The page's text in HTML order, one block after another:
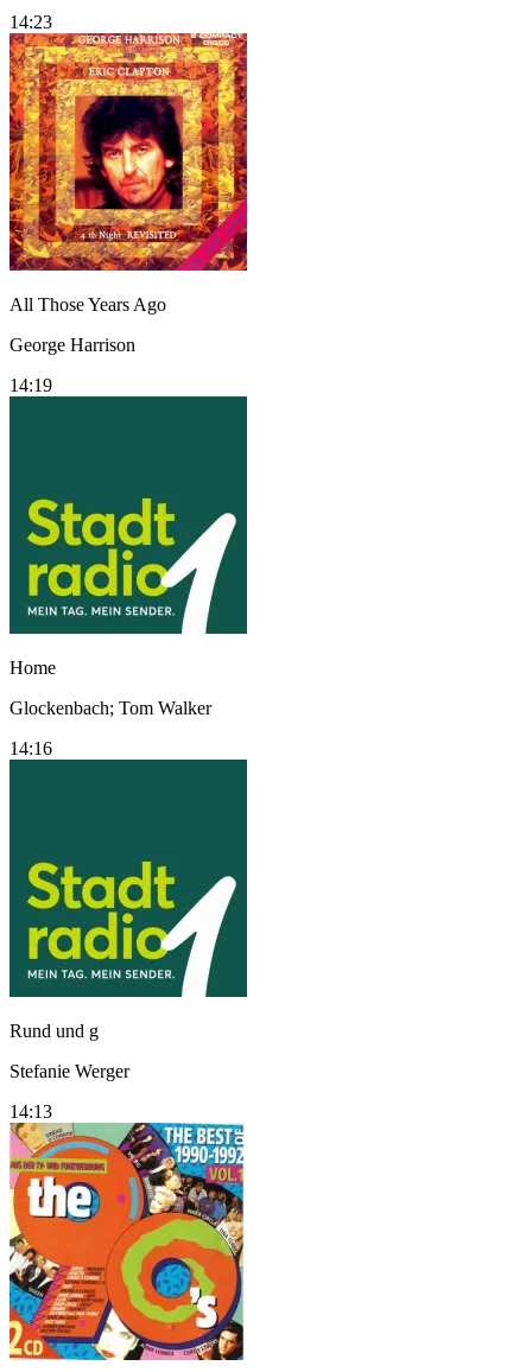
14:23
All Those Years Ago
George Harrison
14:19
Home
Glockenbach; Tom Walker
14:16
Rund und g
Stefanie Werger
14:13